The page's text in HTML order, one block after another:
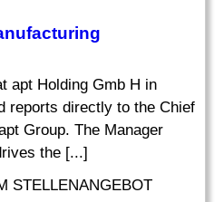
apt Holding Gmb H in
reports directly to the Chief
Group. The Manager
the [...]
STELLENANGEBOT